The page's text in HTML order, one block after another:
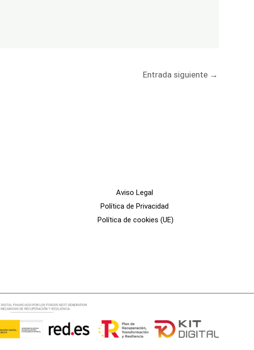
Entrada siguiente →
Aviso Legal
Política de Privacidad
Política de cookies (UE)